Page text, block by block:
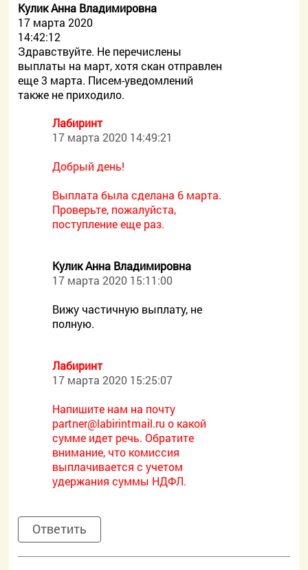
Кулик Анна Владимировна
17 марта 2020
14:42:12
Здравствуйте. Не перечислены
выплаты на март, хотя скан отправлен
еще 3 марта. Писем-уведомлений
также не приходило.
Лабиринт
17 марта 2020 14:49:21
Добрый день!
Выплата была сделана 6 марта.
Проверьте, пожалуйста,
поступление еще раз.
Кулик Анна Владимировна
17 марта 2020 15:11:00
Вижу частичную выплату, не
полную.
Лабиринт
17 марта 2020 15:25:07
Напишите нам на почту
partner@labirintmail.ru о какой
сумме идет речь. Обратите
внимание, что комиссия
выплачивается с учетом
удержания суммы НДФЛ.
Ответить